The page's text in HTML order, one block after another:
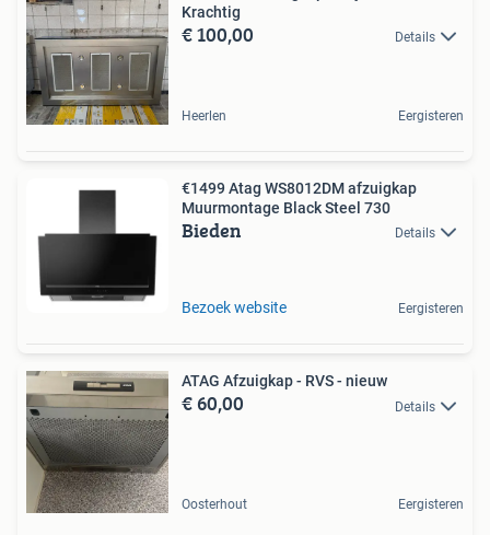
Krachtig
€ 100,00 Details
Heerlen Eergisteren
€1499 Atag WS8012DM afzuigkap
Muurmontage Black Steel 730
Bieden Details
Bezoek website Eergisteren
ATAG Afzuigkap - RVS - nieuw
€ 60,00 Details
Oosterhout Eergisteren